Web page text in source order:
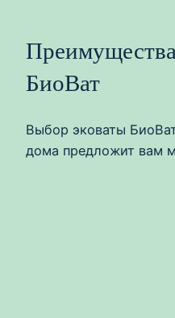
БиоВат
Выбор эковаты
дома предложит вам